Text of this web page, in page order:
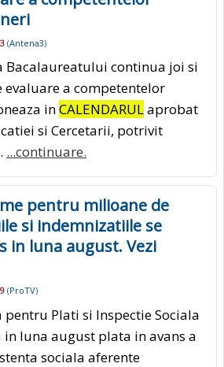
(Antena3)
Bacalaureatului continua joi si
a competentelor
inCALENDARULaprobat
si Cercetarii, potrivit
...continuare.
pentru milioane de
si indemnizatiile se
in luna august. Vezi
(ProTV)
Plati si Inspectie Sociala
in luna august plata in avans a
sociala aferente